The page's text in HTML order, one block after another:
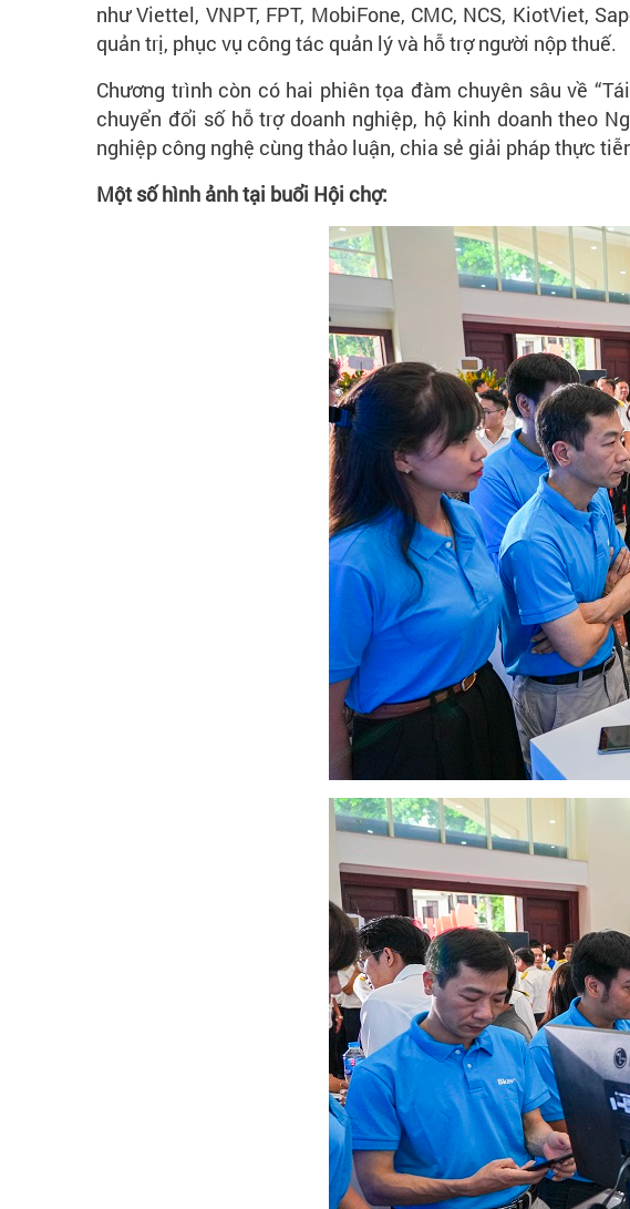
như Viettel, VNPT, FPT, MobiFone, CMC, NCS, KiotViet,
quản trị, phục vụ công tác quản lý và hỗ trợ người nộp thuế.
Chương trình còn có hai phiên tọa đàm chuyên sâu về
chuyển đổi số hỗ trợ doanh nghiệp, hộ kinh doanh theo
nghiệp công nghệ cùng thảo luận, chia sẻ giải pháp thực
Một số hình ảnh tại buổi Hội chợ: